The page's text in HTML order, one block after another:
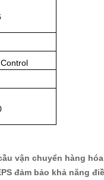
vận chuyển hàng
đảm bảo khả năng